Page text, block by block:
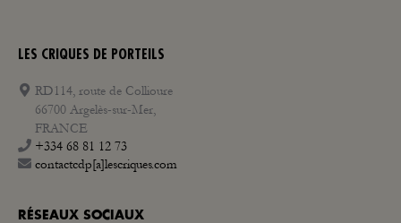
LES CRIQUES DE PORTEILS
RD114, route de Collioure
66700 Argelès-sur-Mer,
FRANCE
+334 68 81 12 73
contactcdp[a]lescriques.com
RÉSEAUX SOCIAUX